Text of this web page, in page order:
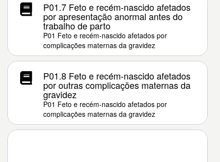
P01.7 Feto e recém-nascido afetados
por apresentação anormal antes do
trabalho de parto
P01 Feto e recém-nascido afetados por
complicações maternas da gravidez
P01.8 Feto e recém-nascido afetados
por outras complicações maternas da
gravidez
P01 Feto e recém-nascido afetados por
complicações maternas da gravidez